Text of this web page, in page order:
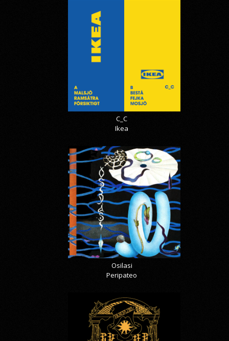
C_C
Ikea
Osilasi
Peripateo